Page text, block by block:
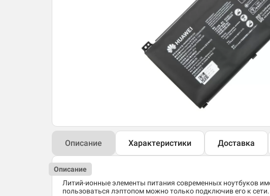
Описание Характеристики Доставка
Описание
Литий-ионные элементы питания современных ноутбуков
пользоваться лэптопом можно только подключив его к